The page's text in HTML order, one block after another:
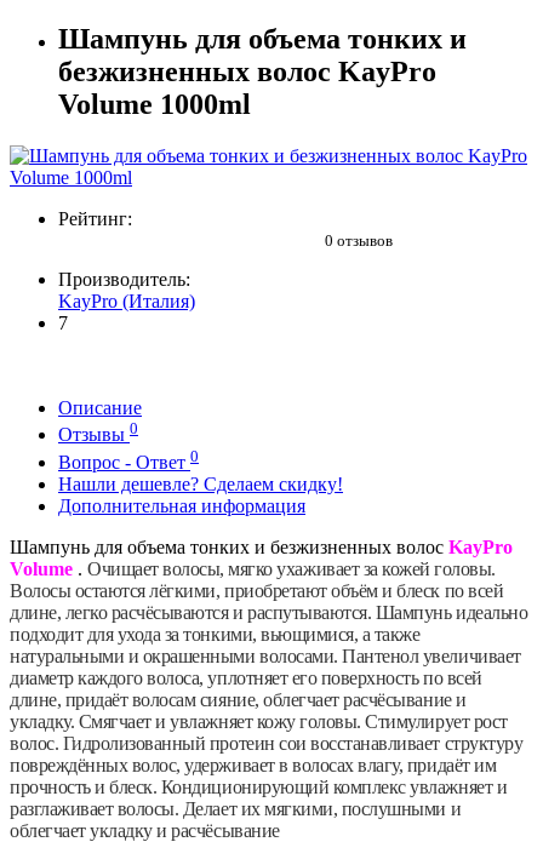
Шампунь для объема тонких и
безжизненных волос KayPro
Volume 1000ml
Рейтинг:
0 отзывов
Производитель:
KayPro (Италия)
7
Описание
Отзывы 0
Вопрос - Ответ 0
Нашли дешевле? Сделаем скидку!
Дополнительная информация
Шампунь для объема тонких и безжизненных волос KayPro
Volume . Очищает волосы, мягко ухаживает за кожей головы.
Волосы остаются лёгкими, приобретают объём и блеск по всей
длине, легко расчёсываются и распутываются. Шампунь идеально
подходит для ухода за тонкими, вьющимися, а также
натуральными и окрашенными волосами. Пантенол увеличивает
диаметр каждого волоса, уплотняет его поверхность по всей
длине, придаёт волосам сияние, облегчает расчёсывание и
укладку. Смягчает и увлажняет кожу головы. Стимулирует рост
волос. Гидролизованный протеин сои восстанавливает структуру
повреждённых волос, удерживает в волосах влагу, придаёт им
прочность и блеск. Кондиционирующий комплекс увлажняет и
разглаживает волосы. Делает их мягкими, послушными и
облегчает укладку и расчёсывание